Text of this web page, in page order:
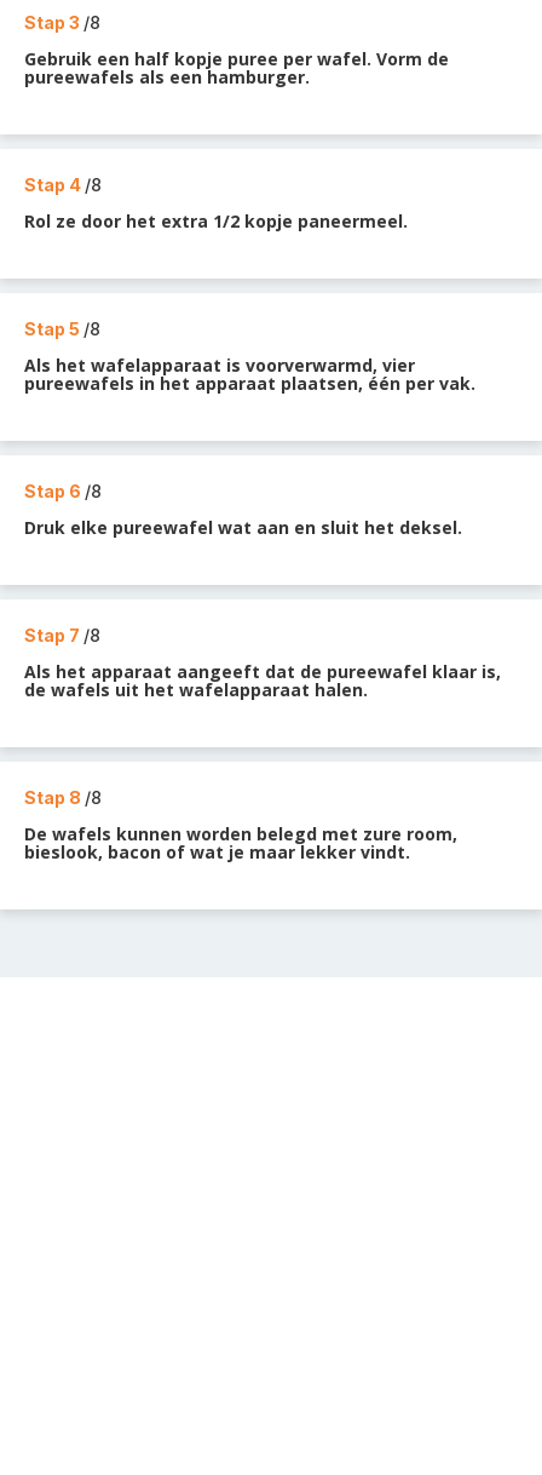
Stap 3 /8
Gebruik een half kopje puree per wafel. Vorm de
pureewafels als een hamburger.
Stap 4 /8
Rol ze door het extra 1/2 kopje paneermeel.
Stap 5 /8
Als het wafelapparaat is voorverwarmd, vier
pureewafels in het apparaat plaatsen, één per vak.
Stap 6 /8
Druk elke pureewafel wat aan en sluit het deksel.
Stap 7 /8
Als het apparaat aangeeft dat de pureewafel klaar is,
de wafels uit het wafelapparaat halen.
Stap 8 /8
De wafels kunnen worden belegd met zure room,
bieslook, bacon of wat je maar lekker vindt.